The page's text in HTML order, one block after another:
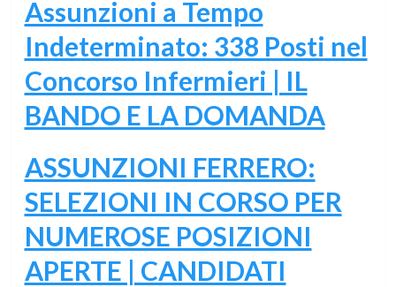
Assunzioni a Tempo
Indeterminato: 338 Posti nel
Concorso Infermieri | IL
BANDO E LA DOMANDA
ASSUNZIONI FERRERO:
SELEZIONI IN CORSO PER
NUMEROSE POSIZIONI
APERTE | CANDIDATI